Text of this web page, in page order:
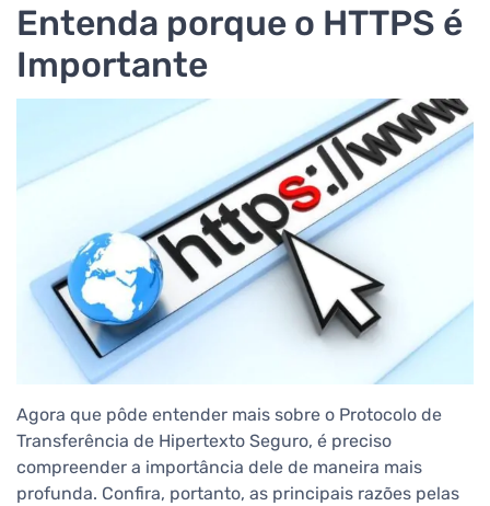
Entenda porque o HTTPS é
Importante
Agora que pôde entender mais sobre o Protocolo de
Transferência de Hipertexto Seguro, é preciso
compreender a importância dele de maneira mais
profunda. Confira, portanto, as principais razões pelas